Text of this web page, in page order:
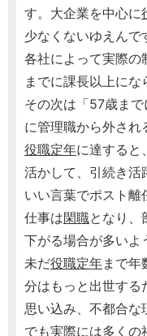
す。大企業を中心に
少なくないゆえんで
各社によって実際
までに課長以上にな
その次は「57歳ま
に管理職から外され
役職定年に達すると
活かして、引続き活
いい言葉でポスト離
仕事は閑職となり、
下がる場合が多いよ
未だ役職定年まで年
分はもっと出世する
思い込み、不都合な
でも実際には多くの